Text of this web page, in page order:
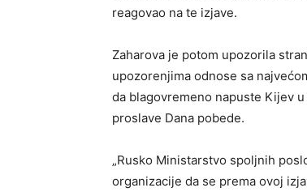
reagovao na te izjave.
Zaharova je potom upozorila
upozorenjima odnose sa
da blagovremeno napuste Kijev
proslave Dana pobede.
„Rusko Ministarstvo spoljnih
organizacije da se prema ovoj